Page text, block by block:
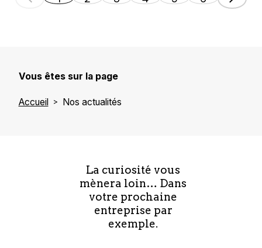
Vous êtes sur la page
Accueil Nos actualités
La curiosité vous
mènera loin… Dans
votre prochaine
entreprise par
exemple.